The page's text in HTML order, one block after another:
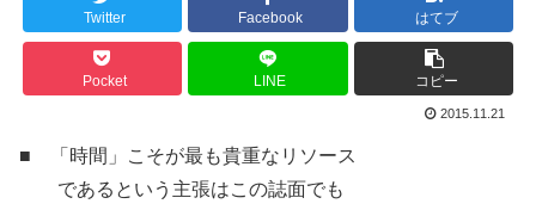
Twitter Facebook はてブ
Pocket LINE コピー
2015.11.21
■ 「時間」こそが最も貴重なリソース
であるという主張はこの誌面でも